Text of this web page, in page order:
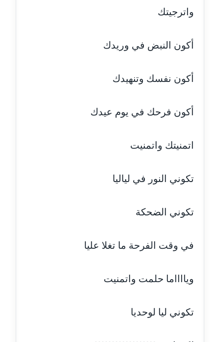
مدونة جواد الحربي
مدونة جيهان عفيفي
عاملة
عاملة
معلق
متوفي
مدونة حسين العلي
عاملة
واترجيتك
أكون النبض في وريدك
أكون نفسك وتنهيدك
أكون فرحك في يوم عيدك
اتمنيتك واتمنيت
تكوني النور في لياليا
تكوني الضحكة
في وقت الفرحة ما تغلا عليا
ويااااما حلمت واتمنيت
تكوني ليا لوحديا